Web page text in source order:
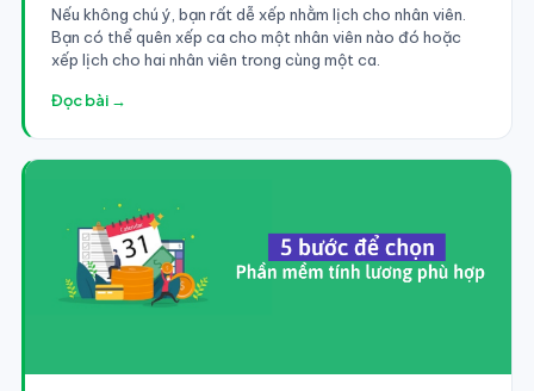
Nếu không chú ý, bạn rất dễ xếp nhằm lịch cho nhân viên.
Bạn có thể quên xếp ca cho một nhân viên nào đó hoặc
xếp lịch cho hai nhân viên trong cùng một ca.
Đọc bài →